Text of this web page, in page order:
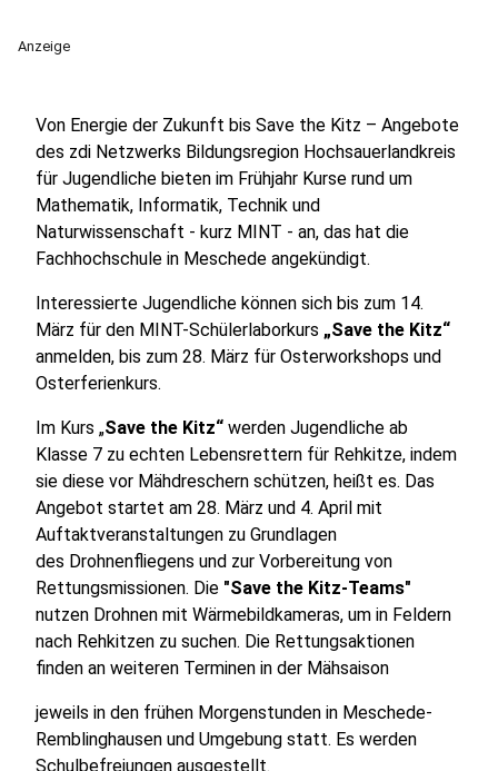
Anzeige
Von Energie der Zukunft bis Save the Kitz – Angebote
des zdi Netzwerks Bildungsregion Hochsauerlandkreis
für Jugendliche bieten im Frühjahr Kurse rund um
Mathematik, Informatik, Technik und
Naturwissenschaft - kurz MINT - an, das hat die
Fachhochschule in Meschede angekündigt.
Interessierte Jugendliche können sich bis zum 14.
März für den MINT-Schülerlaborkurs „Save the Kitz“
anmelden, bis zum 28. März für Osterworkshops und
Osterferienkurs.
Im Kurs „Save the Kitz“ werden Jugendliche ab
Klasse 7 zu echten Lebensrettern für Rehkitze, indem
sie diese vor Mähdreschern schützen, heißt es. Das
Angebot startet am 28. März und 4. April mit
Auftaktveranstaltungen zu Grundlagen
des Drohnenfliegens und zur Vorbereitung von
Rettungsmissionen. Die "Save the Kitz-Teams"
nutzen Drohnen mit Wärmebildkameras, um in Feldern
nach Rehkitzen zu suchen. Die Rettungsaktionen
finden an weiteren Terminen in der Mähsaison
jeweils in den frühen Morgenstunden in Meschede-
Remblinghausen und Umgebung statt. Es werden
Schulbefreiungen ausgestellt.